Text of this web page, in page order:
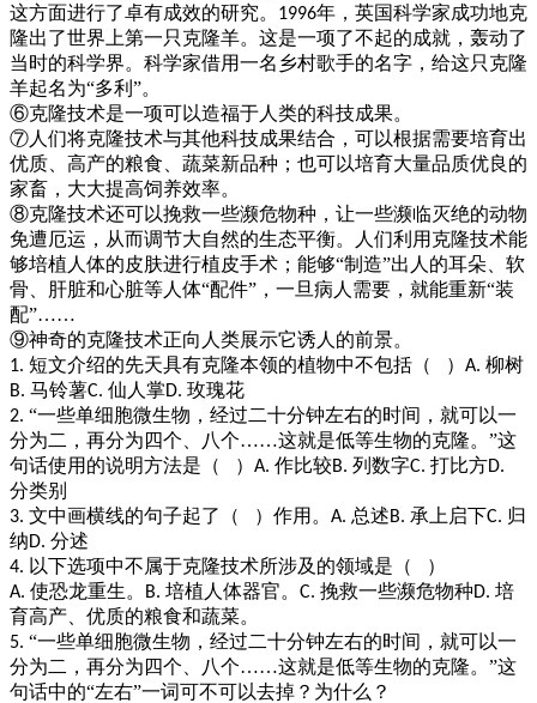
这方面进行了卓有成效的研究。 1996年，英国科学家成功地克
隆出了世界上第一只克隆羊。这是一项了不起的成就，轰动了
当时的科学界。科学家借用一名乡村歌手的名字，给这只克隆
羊起名为“多利”。
⑥克隆技术是一项可以造福于人类的科技成果。
⑦人们将克隆技术与其他科技成果结合，可以根据需要培育出
优质、高产的粮食、蔬菜新品种；也可以培育大量品质优良的
家畜，大大提高饲养效率。
⑧克隆技术还可以挽救一些濒危物种，让一些濒临灭绝的动物
免遭厄运，从而调节大自然的生态平衡。人们利用克隆技术能
够培植人体的皮肤进行植皮手术；能够“制造”出人的耳朵、软
骨、肝脏和心脏等人体“配件”，一旦病人需要，就能重新“装
配”……
⑨神奇的克隆技术正向人类展示它诱人的前景。
1. 短文介绍的先天具有克隆本领的植物中不包括（ ） A. 柳树
B. 马铃薯C. 仙人掌D. 玫瑰花
2. “一些单细胞微生物，经过二十分钟左右的时间，就可以一
分为二，再分为四个、八个……这就是低等生物的克隆。”这
句话使用的说明方法是（
） A. 作比较B. 列数字C. 打比方D.
分类别
3. 文中画横线的句子起了（ ）作用。 A. 总述B. 承上启下C. 归
纳D. 分述
4. 以下选项中不属于克隆技术所涉及的领域是（ ）
A. 使恐龙重生。 B. 培植人体器官。 C. 挽救一些濒危物种D. 培
育高产、优质的粮食和蔬菜。
5. “一些单细胞微生物，经过二十分钟左右的时间，就可以一
分为二，再分为四个、八个……这就是低等生物的克隆。”这
句话中的“左右”一词可不可以去掉？为什么？